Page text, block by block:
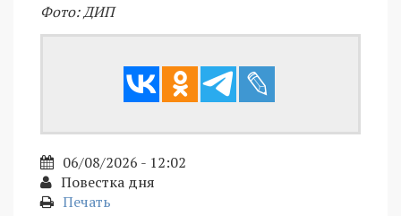
Фото: ДИП
06/08/2026 - 12:02
Повестка дня
Печать